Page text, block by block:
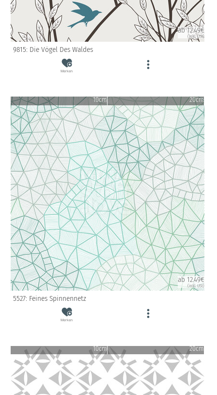
ab 12.49€
(inkl. USt)
9815: Die Vögel Des Waldes
Merken
10cm 20cm
ab 12.49€
(inkl. USt)
5527: Feines Spinnennetz
Merken
10cm 20cm